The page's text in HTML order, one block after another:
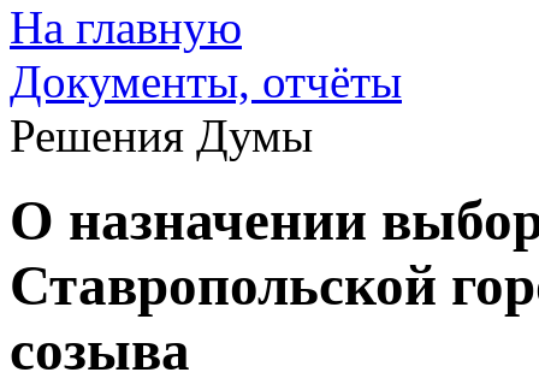
На главную
Документы, отчёты
Решения Думы
О назначении
Ставропольской
созыва